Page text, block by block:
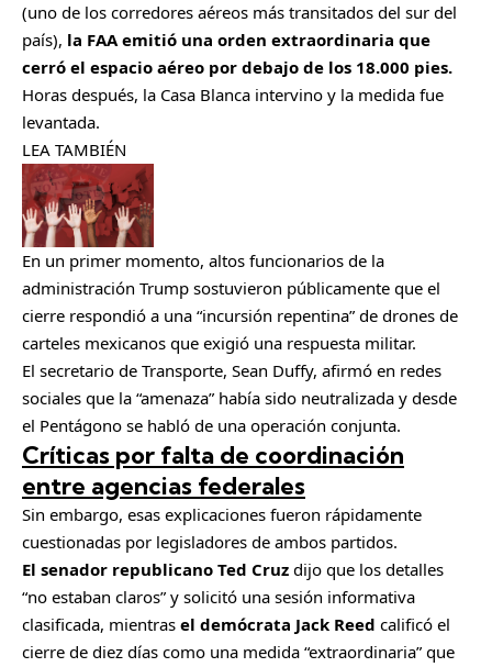
(uno de los corredores aéreos más transitados del sur del
país), la FAA emitió una orden extraordinaria que
cerró el espacio aéreo por debajo de los 18.000 pies.
Horas después, la Casa Blanca intervino y la medida fue
levantada.
LEA TAMBIÉN
En un primer momento, altos funcionarios de la
administración Trump sostuvieron públicamente que el
cierre respondió a una “incursión repentina” de drones de
carteles mexicanos que exigió una respuesta militar.
El secretario de Transporte, Sean Duffy, afirmó en redes
sociales que la “amenaza” había sido neutralizada y desde
el Pentágono se habló de una operación conjunta.
Críticas por falta de coordinación
entre agencias federales
Sin embargo, esas explicaciones fueron rápidamente
cuestionadas por legisladores de ambos partidos.
El senador republicano Ted Cruz dijo que los detalles
“no estaban claros” y solicitó una sesión informativa
clasificada, mientras el demócrata Jack Reed calificó el
cierre de diez días como una medida “extraordinaria” que